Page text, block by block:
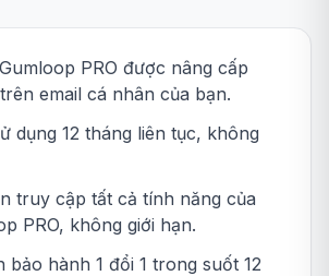
PRO được nâng cấp
email cá nhân của bạn.
dụng 12 tháng liên tục, không
truy cập tất cả tính năng của
PRO, không giới hạn.
bảo hành 1 đổi 1 trong suốt 12